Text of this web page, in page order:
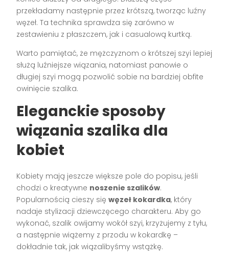
przekładamy następnie przez krótszą, tworząc luźny
węzeł. Ta technika sprawdza się zarówno w
zestawieniu z płaszczem, jak i casualową kurtką.
Warto pamiętać, że mężczyznom o krótszej szyi lepiej
służą luźniejsze wiązania, natomiast panowie o
długiej szyi mogą pozwolić sobie na bardziej obfite
owinięcie szalika.
Eleganckie sposoby
wiązania szalika dla
kobiet
Kobiety mają jeszcze większe pole do popisu, jeśli
chodzi o kreatywne noszenie szalików.
Popularnością cieszy sięwęzeł kokardka, który
nadaje stylizacji dziewczęcego charakteru. Aby go
wykonać, szalik owijamy wokół szyi, krzyżujemy z tyłu,
a następnie wiążemy z przodu w kokardkę –
dokładnie tak, jak wiązalibyśmy wstążkę.